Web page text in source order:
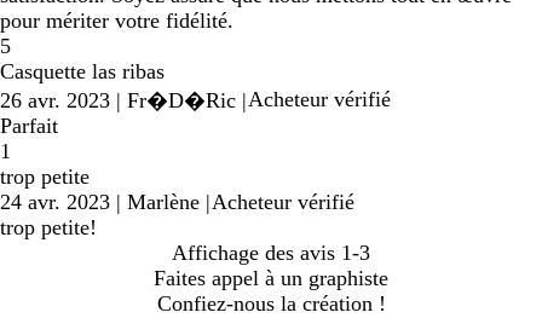
pour mériter votre fidélité.
5
Casquette las ribas
26 avr. 2023 | Fr�D�Ric |Acheteur vérifié
Parfait
1
trop petite
24 avr. 2023 | Marlène |Acheteur vérifié
trop petite!
Affichage des avis 1-3
Faites appel à un graphiste
Confiez-nous la création !